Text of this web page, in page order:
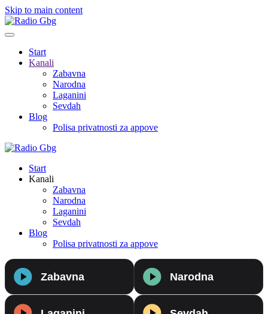
Skip to main content
Start
Kanali
Zabavna
Narodna
Laganini
Sevdah
Blog
Polisa privatnosti za appove
Start
Kanali
Zabavna
Narodna
Laganini
Sevdah
Blog
Polisa privatnosti za appove